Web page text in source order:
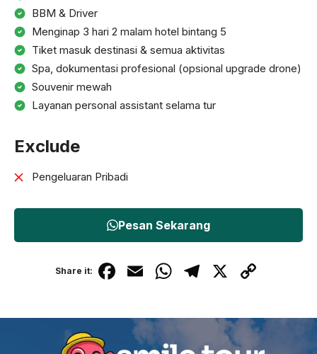
BBM & Driver
Menginap 3 hari 2 malam hotel bintang 5
Tiket masuk destinasi & semua aktivitas
Spa, dokumentasi profesional (opsional upgrade drone)
Souvenir mewah
Layanan personal assistant selama tur
Exclude
Pengeluaran Pribadi
Pesan Sekarang
Share it: F
c
e
E
ail
W
at
s
T
e
gr
X
C
p
y